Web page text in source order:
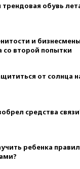
обувь
и
со второй попытки
от солнца
средства
ребенка